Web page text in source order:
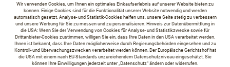
Wir verwenden Cookies, um Ihnen ein optimales Einkaufserlebnis auf unserer Website bieten zu
können. Einige Cookies sind für die Funktionalität unserer Website notwendig und werden
automatisch gesetzt. Analyse- und Statistik-Cookies helfen uns, unsere Seite stetig zu verbessern
und unsere Werbung für Sie zu messen und zu personalisieren. Hinweis zur Datenübermittlung in
die USA: Wenn Sie der Verwendung von Cookies für Analyse- und Statistikzwecke sowie für
Drittanbieter-Cookies zustimmen, willigen Sie ein, dass Ihre Daten in den USA verarbeitet werden.
Ihnen ist bekannt, dass Ihre Daten möglicherweise durch Regierungsbehörden eingesehen und zu
Kontroll- und überwachungszwecken verarbeitet werden können. Der Europäische Gerichtshof hat
die USA mit einem nach EU-Standards unzureichendem Datenschutzniveau eingeschätzt. Sie
können Ihre Einwilligungen jederzeit unter „Datenschutz“ ändern oder widerrufen.